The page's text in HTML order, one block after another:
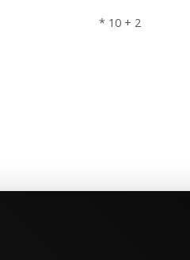
* 10 + 2